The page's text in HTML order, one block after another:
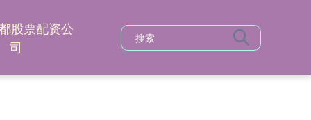
股票配资公
司